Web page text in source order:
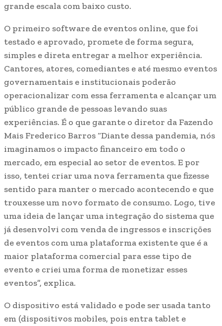
grande escala com baixo custo.
O primeiro software de eventos online, que foi
testado e aprovado, promete de forma segura,
simples e direta entregar a melhor experiência.
Cantores, atores, comediantes e até mesmo eventos
governamentais e institucionais poderão
operacionalizar com essa ferramenta e alcançar um
público grande de pessoas levando suas
experiências. É o que garante o diretor da Fazendo
Mais Frederico Barros “Diante dessa pandemia, nós
imaginamos o impacto financeiro em todo o
mercado, em especial ao setor de eventos. E por
isso, tentei criar uma nova ferramenta que fizesse
sentido para manter o mercado acontecendo e que
trouxesse um novo formato de consumo. Logo, tive
uma ideia de lançar uma integração do sistema que
já desenvolvi com venda de ingressos e inscrições
de eventos com uma plataforma existente que é a
maior plataforma comercial para esse tipo de
evento e criei uma forma de monetizar esses
eventos”, explica.
O dispositivo está validado e pode ser usada tanto
em (dispositivos mobiles, pois entra tablet e